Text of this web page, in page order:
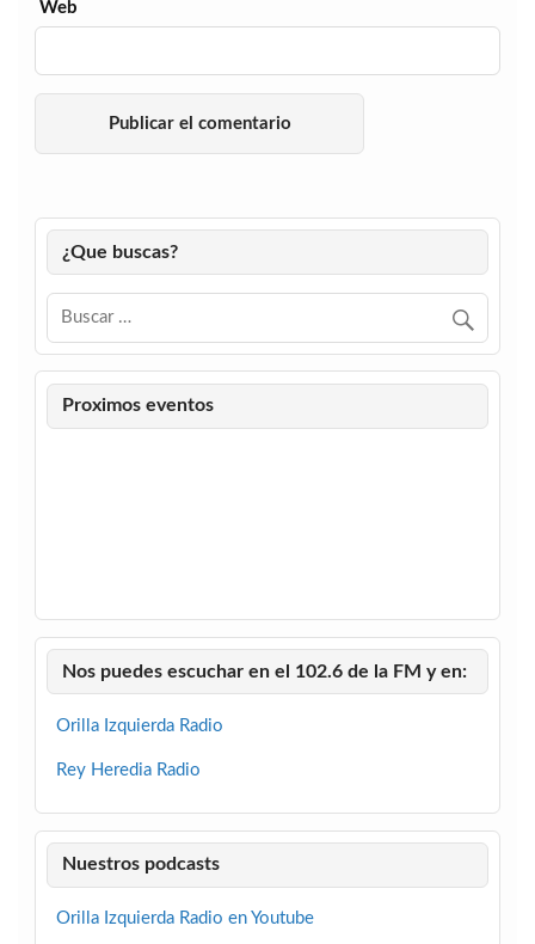
Web
¿Que buscas?
Proximos eventos
Nos puedes escuchar en el 102.6 de la FM y en:
Orilla Izquierda Radio
Rey Heredia Radio
Nuestros podcasts
Orilla Izquierda Radio en Youtube